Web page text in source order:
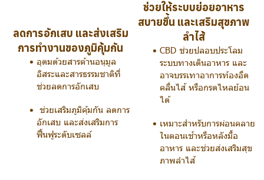
ลดการอักเสบ และส่งเสริม
การทำงานของภูมิคุ้มกัน
อุดมด้วยสารต้านอนุมูล
อิสระและสารธรรมชาติที่
ช่วยลดการอักเสบ
ช่วยเสริมภูมิคุ้มกัน ลดการ
อักเสบ และส่งเสริมการ
ฟื้นฟูระดับเซลล์
ช่วยให้ระบบย่อยอาหาร
สบายขึ้น และเสริมสุขภาพ
ลำไส้
CBD ช่วยปลอบประโลม
ระบบทางเดินอาหาร และ
อาจบรรเทาอาการท้องอืด
คลื่นไส้ หรือกรดไหลย้อน
ได้
เหมาะสำหรับการผ่อนคลาย
ในตอนเช้าหรือหลังมื้อ
อาหาร และช่วยส่งเสริมสุข
ภาพลำไส้